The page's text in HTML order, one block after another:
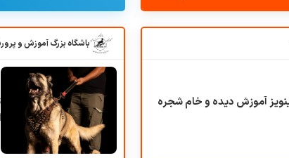
آموزش دیده و خام شجره